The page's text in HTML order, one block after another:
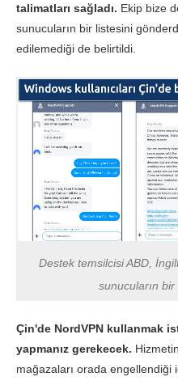
talimatları sağladı. Ekip bize
sunucuların bir listesini
edilemediği de belirtildi.
Destek temsilcisi ABD,
sunucuların
Çin'de NordVPN kullanmak
yapmanız gerekecek.
mağazaları orada